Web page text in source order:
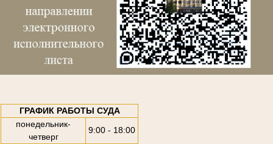
ГРАФИК РАБОТЫ СУДА
понедельник-
четверг
9:00 - 18:00